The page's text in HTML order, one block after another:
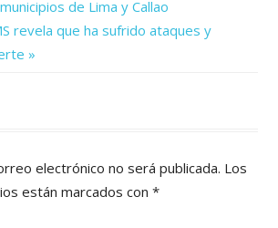
de Lima y Callao
revela que ha sufrido ataques y
electrónico no será publicada. Los
están marcados con *